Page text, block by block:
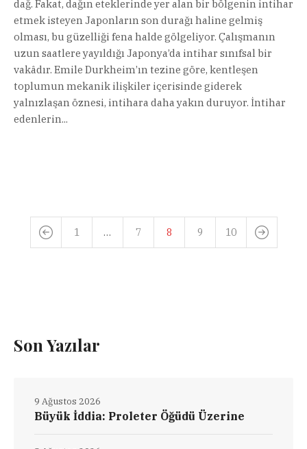
dağ. Fakat, dağın eteklerinde yer alan bir bölgenin intihar
etmek isteyen Japonların son durağı haline gelmiş
olması, bu güzelliği fena halde gölgeliyor. Çalışmanın
uzun saatlere yayıldığı Japonya’da intihar sınıfsal bir
vakâdır. Emile Durkheim’ın tezine göre, kentleşen
toplumun mekanik ilişkiler içerisinde giderek
yalnızlaşan öznesi, intihara daha yakın duruyor. İntihar
edenlerin...
1 … 7 8 9 10
Son Yazılar
Büyük İddia: Proleter Öğüdü Üzerine
9 Ağustos 2026